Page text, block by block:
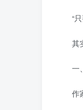
“只
其实
一
作家